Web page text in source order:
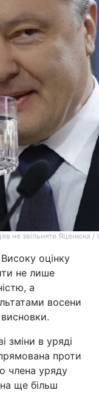
не звільняти Яценюка /
оцінку
не лише
а
восени
висновки.
зміни в уряді
проти
члена уряду
ще більш